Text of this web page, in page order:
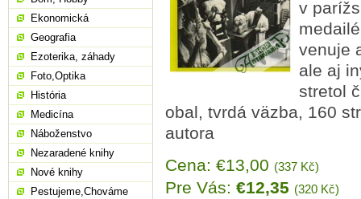
v
venuje
ale aj
stretol
obal, tvrdá väzba, 160
autora
Cena: €13,00 (337 Kč)
Pre Vás: €12,35 (320 Kč)
Ekonomická
Geografia
Ezoterika, záhady
Foto,Optika
História
Medicína
Náboženstvo
Nezaradené knihy
Nové knihy
Pestujeme,Chováme